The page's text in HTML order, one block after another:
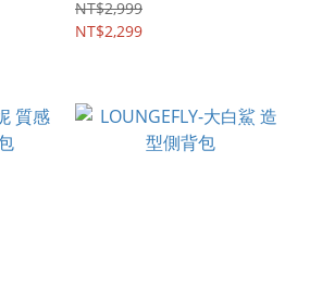
NT$2,999
NT$2,299